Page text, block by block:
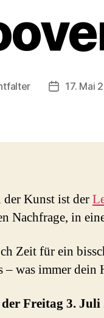
17. Mai
der Kunst ist der
Nachfrage, in
Zeit für ein
– was immer dein
Freitag 3. Juli